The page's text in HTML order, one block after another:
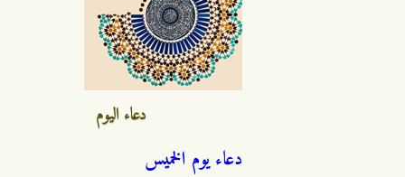
دعاء اليوم
دعاء يوم الخميس